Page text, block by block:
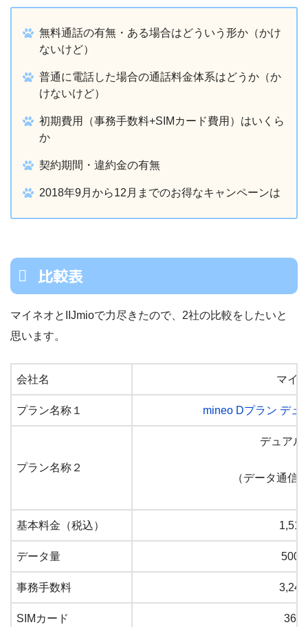
無料通話の有無・ある場合はどういう形か（かけ
ないけど）
普通に電話した場合の通話料金体系はどうか（か
けないけど）
初期費用（事務手数料+SIMカード費用）はいくら
か
契約期間・違約金の有無
2018年9月から12月までのお得なキャンペーンは
比較表
マイネオとIIJmioで力尽きたので、2社の比較をしたいと
思います。
会社名 マイ
プラン名称１ mineo Dプラン デュ
プラン名称２
デュアル
（データ通信
基本料金（税込）
データ量
事務手数料
SIMカード 368